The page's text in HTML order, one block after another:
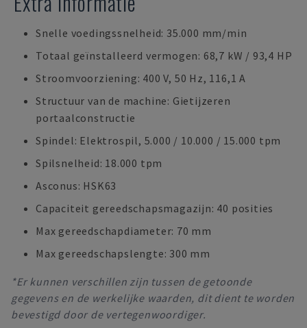
Snelle voedingssnelheid: 35.000 mm/min
Totaal geïnstalleerd vermogen: 68,7 kW / 93,4 HP
Stroomvoorziening: 400 V, 50 Hz, 116,1 A
Structuur van de machine: Gietijzeren
portaalconstructie
Spindel: Elektrospil, 5.000 / 10.000 / 15.000 tpm
Spilsnelheid: 18.000 tpm
Asconus: HSK63
Capaciteit gereedschapsmagazijn: 40 posities
Max gereedschapdiameter: 70 mm
Max gereedschapslengte: 300 mm
*Er kunnen verschillen zijn tussen de getoonde
gegevens en de werkelijke waarden, dit dient te worden
bevestigd door de vertegenwoordiger.